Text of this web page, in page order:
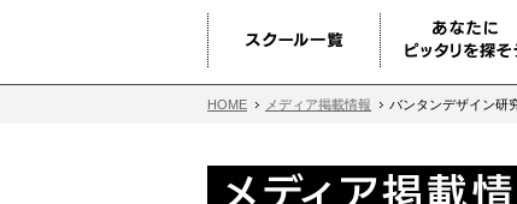
HOME メディア掲載情報 バンタンデザイン研